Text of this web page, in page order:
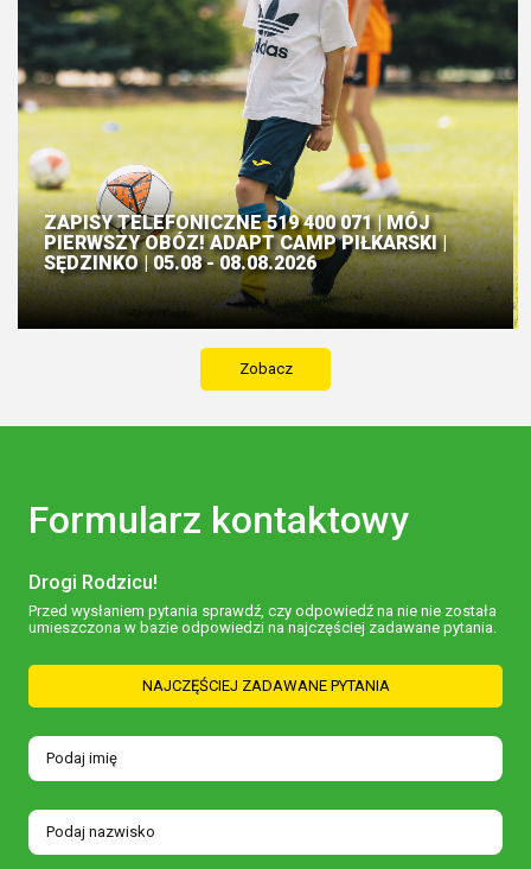
ZAPISY TELEFONICZNE 519 400 071 | MÓJ
PIERWSZY OBÓZ! ADAPT CAMP PIŁKARSKI |
SĘDZINKO | 05.08 - 08.08.2026
Zobacz
Formularz kontaktowy
Drogi Rodzicu!
Przed wysłaniem pytania sprawdź, czy odpowiedź na nie nie została
umieszczona w bazie odpowiedzi na najczęściej zadawane pytania.
NAJCZĘŚCIEJ ZADAWANE PYTANIA